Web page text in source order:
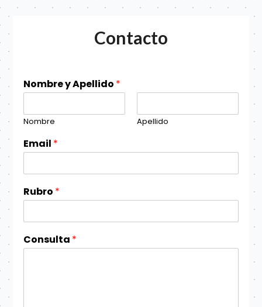
Contacto
Nombre y Apellido *
Nombre Apellido
Email *
Rubro *
Consulta *